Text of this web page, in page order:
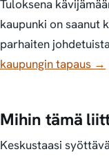
Tuloksena
kaupunki on saanut
parhaiten
kaupungin tapaus →
Mihin tämä
Keskustaasi